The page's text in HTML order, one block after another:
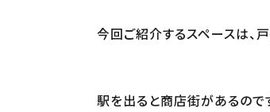
今回ご紹介するスペースは、
駅を出ると商店街があるので